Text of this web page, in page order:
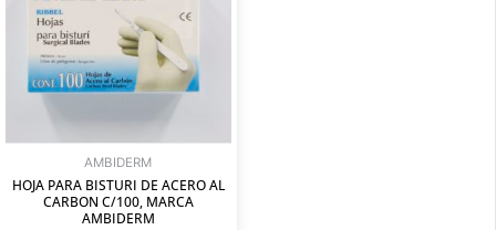
AMBIDERM
HOJA PARA BISTURI DE ACERO AL
CARBON C/100, MARCA
AMBIDERM